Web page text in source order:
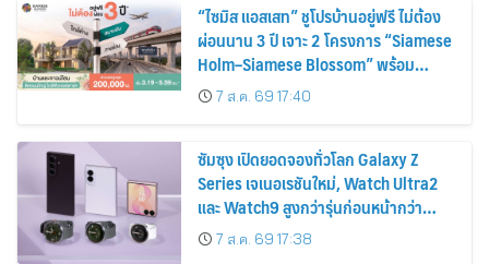
“ไซมิส แอสเสท” ชูโปรบ้านอยู่ฟรี ไม่ต้อง
ผ่อนนาน 3 ปี เจาะ 2 โครงการ “Siamese
Holm–Siamese Blossom” พร้อม
ส่วนลดและสิทธิพิเศษถึง 31 สิงหาคม
2569
7 ส.ค. 69 17:40
ซัมซุง เปิดยอดจองทั่วโลก Galaxy Z
Series เจเนอเรชันใหม่, Watch Ultra2
และ Watch9 สูงกว่ารุ่นก่อนหน้ากว่า
30%7 ส.ค. 69 17:38